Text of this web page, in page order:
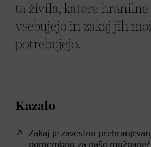
ta živila, katere hranilne
vsebujejo in zakaj jih
potrebujejo.
Kazalo
Zakaj je zavestno
pomembno za naše možgane?